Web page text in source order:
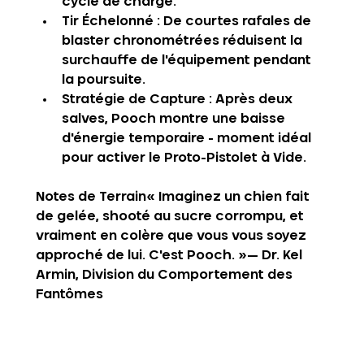
Tir Échelonné : De courtes rafales de
blaster chronométrées réduisent la
surchauffe de l'équipement pendant
la poursuite.
Stratégie de Capture : Après deux
salves, Pooch montre une baisse
d'énergie temporaire - moment idéal
pour activer le Proto-Pistolet à Vide.
Notes de Terrain‍« Imaginez un chien fait
de gelée, shooté au sucre corrompu, et
vraiment en colère que vous vous soyez
approché de lui. C'est Pooch. »— Dr. Kel
Armin, Division du Comportement des
Fantômes